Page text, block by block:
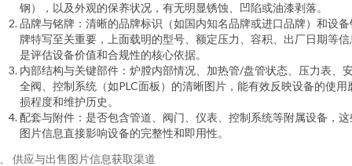
钢），以及外观的保养状况，有无明显锈蚀、凹陷或油漆剥落。
品牌与铭牌：清晰的品牌标识（如国内知名品牌或进口品牌）和设备
牌特写至关重要，上面载明的型号、额定压力、容积、出厂日期等信
是评估设备价值和合规性的核心依据。
内部结构与关键部件：炉膛内部情况、加热管/盘管状态、压力表、
全阀、控制系统（如PLC面板）的清晰图片，能有效反映设备的使用
损程度和维护历史。
配套与附件：是否包含管道、阀门、仪表、控制系统等附属设备，这
图片信息直接影响设备的完整性和即用性。
供应与出售图片信息获取渠道